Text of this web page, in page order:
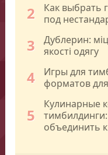
2
Как выбрать
под
3
Дублерин:
якості одягу
4
Игры для
форматов
5
Кулинарные
объединить